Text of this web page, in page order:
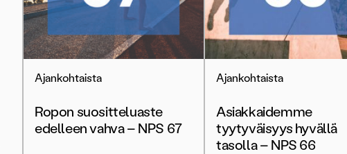
Ajankohtaista
Ropon suositteluaste
edelleen vahva – NPS 67
Ajankohtaista
Asiakkaidemme
tyytyväisyys hyvällä
tasolla – NPS 66